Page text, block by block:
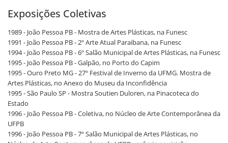
Exposições Coletivas
1989 - João Pessoa PB - Mostra de Artes Plásticas, na Funesc
1991 - João Pessoa PB - 2º Arte Atual Paraibana, na Funesc
1994 - João Pessoa PB - 6º Salão Municipal de Artes Plásticas, na Funesc
1995 - João Pessoa PB - Galpão, no Porto do Capim
1995 - Ouro Preto MG - 27º Festival de Inverno da UFMG. Mostra de
Artes Plásticas, no Anexo do Museu da Inconfidência
1995 - São Paulo SP - Mostra Soutien Duloren, na Pinacoteca do
Estado
1996 - João Pessoa PB - Coletiva, no Núcleo de Arte Contemporânea da
UFPB
1996 - João Pessoa PB - 7º Salão Municipal de Artes Plásticas, no